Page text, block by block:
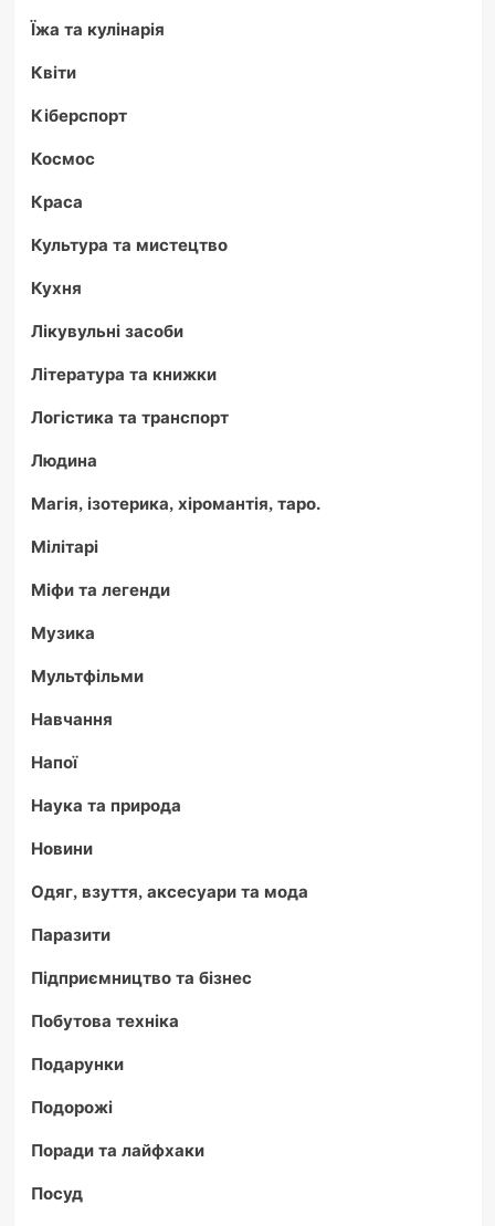
Їжа та кулінарія
Квіти
Кіберспорт
Космос
Краса
Культура та мистецтво
Кухня
Лікувульні засоби
Література та книжки
Логістика та транспорт
Людина
Магія, ізотерика, хіромантія, таро.
Мілітарі
Міфи та легенди
Музика
Мультфільми
Навчання
Напої
Наука та природа
Новини
Одяг, взуття, аксесуари та мода
Паразити
Підприємництво та бізнес
Побутова техніка
Подарунки
Подорожі
Поради та лайфхаки
Посуд